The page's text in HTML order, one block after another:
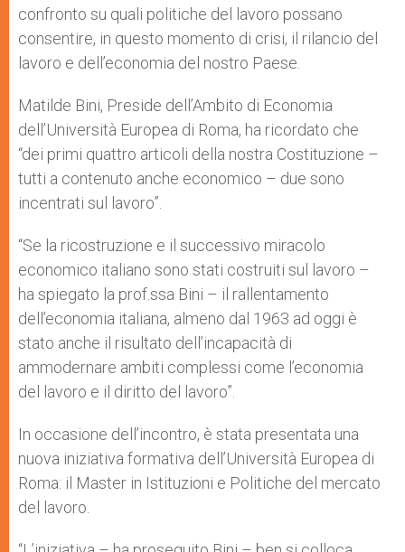
confronto su quali politiche del lavoro possano
consentire, in questo momento di crisi, il rilancio del
lavoro e dell’economia del nostro Paese.
Matilde Bini, Preside dell’Ambito di Economia
dell’Università Europea di Roma, ha ricordato che
“dei primi quattro articoli della nostra Costituzione –
tutti a contenuto anche economico – due sono
incentrati sul lavoro”.
“Se la ricostruzione e il successivo miracolo
economico italiano sono stati costruiti sul lavoro –
ha spiegato la prof.ssa Bini – il rallentamento
dell’economia italiana, almeno dal 1963 ad oggi è
stato anche il risultato dell’incapacità di
ammodernare ambiti complessi come l’economia
del lavoro e il diritto del lavoro”.
In occasione dell’incontro, è stata presentata una
nuova iniziativa formativa dell’Università Europea di
Roma: il Master in Istituzioni e Politiche del mercato
del lavoro.